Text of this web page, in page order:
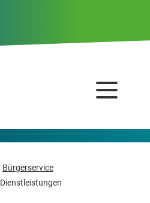
Bürgerservice
Dienstleistungen